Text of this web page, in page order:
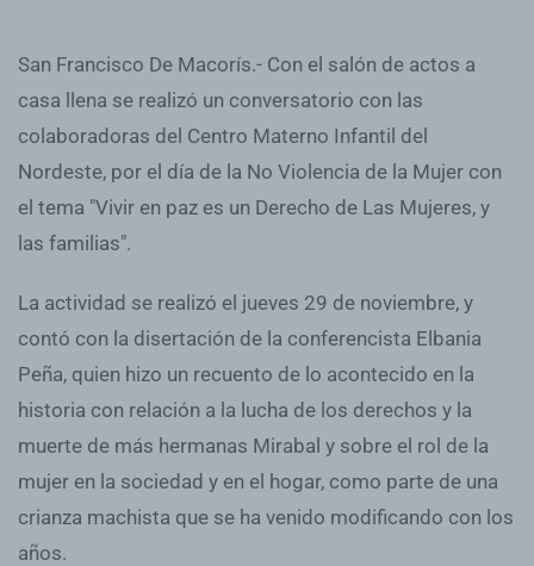
San Francisco De Macorís.- Con el salón de actos a
casa llena se realizó un conversatorio con las
colaboradoras del Centro Materno Infantil del
Nordeste, por el día de la No Violencia de la Mujer con
el tema "Vivir en paz es un Derecho de Las Mujeres, y
las familias".
La actividad se realizó el jueves 29 de noviembre, y
contó con la disertación de la conferencista Elbania
Peña, quien hizo un recuento de lo acontecido en la
historia con relación a la lucha de los derechos y la
muerte de más hermanas Mirabal y sobre el rol de la
mujer en la sociedad y en el hogar, como parte de una
crianza machista que se ha venido modificando con los
años.